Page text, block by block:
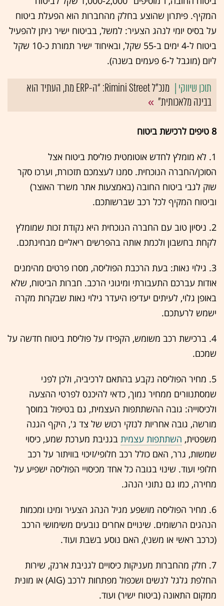
המקיף. פיתרון שהוצע בחלק מהחברות הוא הפעלת ביטוח
על בסיס יומי לנהג הצעיר: למשל, בביטוח ישיר ניתן להפעיל
ביטוח ל-4 ימים ב-55 שקל, ובאיחוד ישיר תמורת כ-10 שקל
ליום (מוגבל ל-6 פעמים בשנה).
מנכ"ל Rimini Street: “ה-ERP מת, העתיד הוא
בבינה מלאכותית”
8 טיפים לרכישת ביטוח
1. לא מומלץ לחדש אוטומטית פוליסת ביטוח אצל
הסוכן/החברה הנוכחית. סמנו לעצמכם תזכורת, וערכו סקר
שוק לגבי ביטוח החובה (באמצעות אתר משרד האוצר)
וביטוח המקיף לכל רכב שברשותכם.
2. ניסיון טוב עם החברה הנוכחית היא נקודת זכות שמומלץ
לקחת בחשבון ולכמת אותה בהפרשים ריאליים מבחינתכם.
3. גילוי נאות: בעת הרכבת הפוליסה, מסרו פרטים מהימנים
אודות עברכם התעבורתי ומיגוני הרכב. חברות הביטוח, שלא
באופן גלוי, לעיתים יעדיפו היעדר גילוי נאות שבקרות מקרה
ישמש לרעתכם.
4. ברכישת רכב משומש, הקפידו על פוליסת ביטוח חדשה על
שמכם.
5. מחיר הפוליסה נקבע בהתאם לרכיביה, ולכן לפני
שמסתנוורים ממחיר נמוך, כדאי להיכנס לפרטי ההצעה
ולכיסוייה: גובה ההשתתפות העצמית, גם בטיפול במוסך
מורשה, גובה אחריות לנזקי רכוש של צד ג', היקף הגנה
משפטית, השתתפות עצמית בגניבת מערכת שמע, כיסוי
שמשות, גרר, האם כולל רכב חלופי/זיכוי בוויתור על רכב
חלופי ועוד. שינוי בגובה כל אחד מכיסויי הפוליסה ישפיע על
מחירה, כמו גם נתוני הנהג.
6. מחיר הפוליסה מושפע מגיל הנהג הצעיר ומינו ומכמות
הנהגים הרשומים. שינויים אחרים נובעים משימושי הרכב
(כרכב ראשי או משני), האם נוסע בשבת ועוד.
7. חלק מהחברות מעניקות כיסויים לגניבת ארנק, שירות
החלפת גלגל לנשים ושכפול מפתחות לרכב (AIG) או מונית
ממקום התאונה (ביטוח ישיר) ועוד.